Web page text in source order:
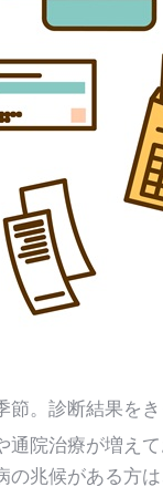
節。診断結果を
院治療が増えて
の兆候がある方